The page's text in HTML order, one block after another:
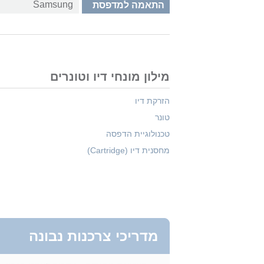
התאמה למדפסת Samsung
מילון מונחי דיו וטונרים
הזרקת דיו
טונר
טכנולוגיית הדפסה
מחסנית דיו (Cartridge)
מדריכי צרכנות נבונה